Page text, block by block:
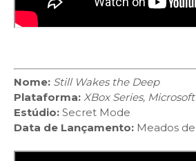
Nome: Still Wakes the Deep
Plataforma: XBox Series,
Estúdio: Secret Mode
Data de Lançamento: Meados de